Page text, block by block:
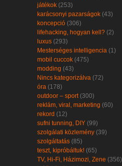
játékok (253)
karácsonyi pazarságok (43)
koncepció (306)
lifehacking, hogyan kell? (2)
luxus (293)
Mesterséges intelligencia (1)
mobil cuccok (475)
modding (43)
Nincs kategorizálva (72)
óra (178)
outdoor – sport (300)
reklám, viral, marketing (60)
rekord (12)
sufni tunning, DIY (99)
szolgálati közlemény (39)
szolgáltatás (85)
teszt, kipróbáltuk! (65)
TV, Hi-Fi, Házimozi, Zene (356)